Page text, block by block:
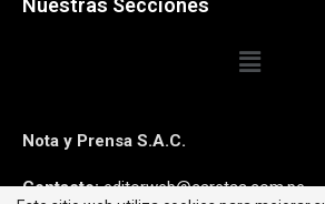
Nuestras Secciones
Nota y Prensa S.A.C.
Contacto:editorweb@caretas.com.pe